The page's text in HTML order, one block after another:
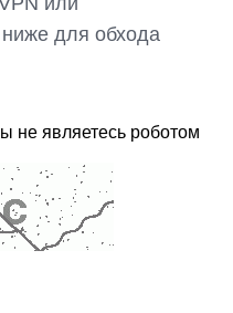
для обхода
не являетесь роботом